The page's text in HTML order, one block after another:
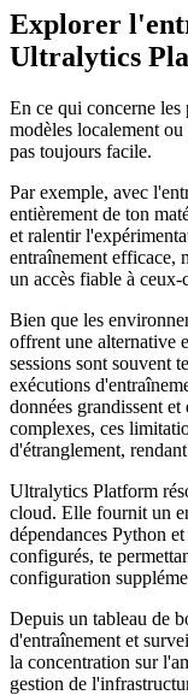
Explorer
Ultralytics
En ce qui concerne les
modèles localement
pas toujours facile.
Par exemple, avec
entièrement de ton
et ralentir
entraînement efficace,
un accès fiable à ceux-
Bien que les
offrent une alternative
sessions sont souvent
exécutions
données grandissent
complexes, ces
d'étranglement,
Ultralytics Platform
cloud. Elle fournit un
dépendances Python
configurés, te
configuration
Depuis un tableau de
d'entraînement et
la concentration sur
gestion de